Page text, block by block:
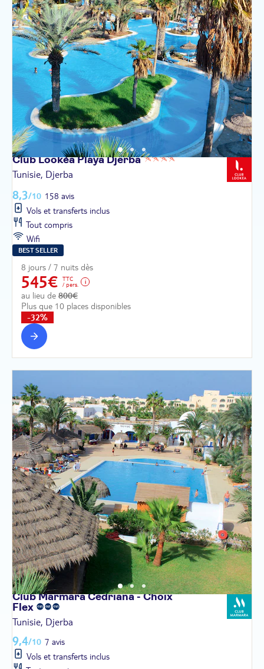
Club Lookéa PlayaDjerba
Tunisie, Djerba
8,3/10 158 avis
Vols et transferts inclus
Tout compris
Wifi
BEST SELLER
8 jours / 7 nuits dès
545€
TTC
/ pers.
au lieu de 800€
Plus que 10 places disponibles
-32%
Club Marmara Cedriana - Choix
Flex
Tunisie, Djerba
9,4/10 7 avis
Vols et transferts inclus